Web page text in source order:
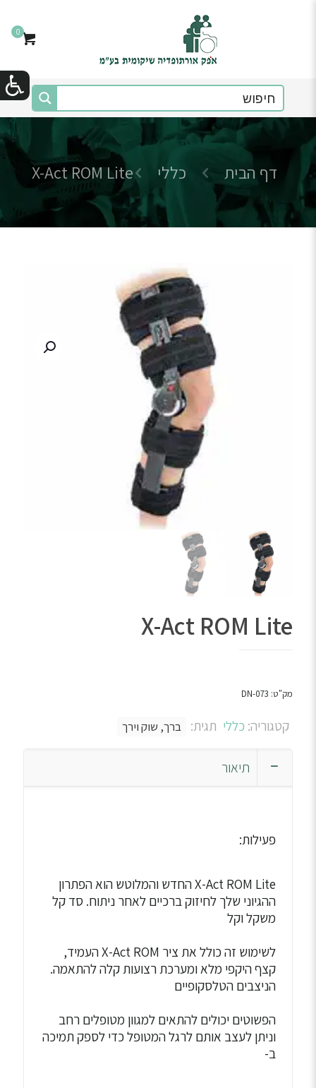
0
דף הבית כללי X-Act ROM Lite
X-Act ROM Lite
מק"ט: DN-073
קטגוריה: כללי תגית: ברך, שוק וירך
תיאור
פעילות:
X-Act ROM Lite החדש והמלוטש הוא הפתרון
ההגיוני שלך לחיזוק ברכיים לאחר ניתוח. סד קל
משקל וקל
לשימוש זה כולל את ציר X-Act ROM העמיד,
קצף היקפי מלא ומערכת רצועות קלה להתאמה.
הניצבים הטלסקופיים
הפשוטים יכולים להתאים למגוון מטופלים רחב
וניתן לעצב אותם לרגל המטופל כדי לספק תמיכה
ב-